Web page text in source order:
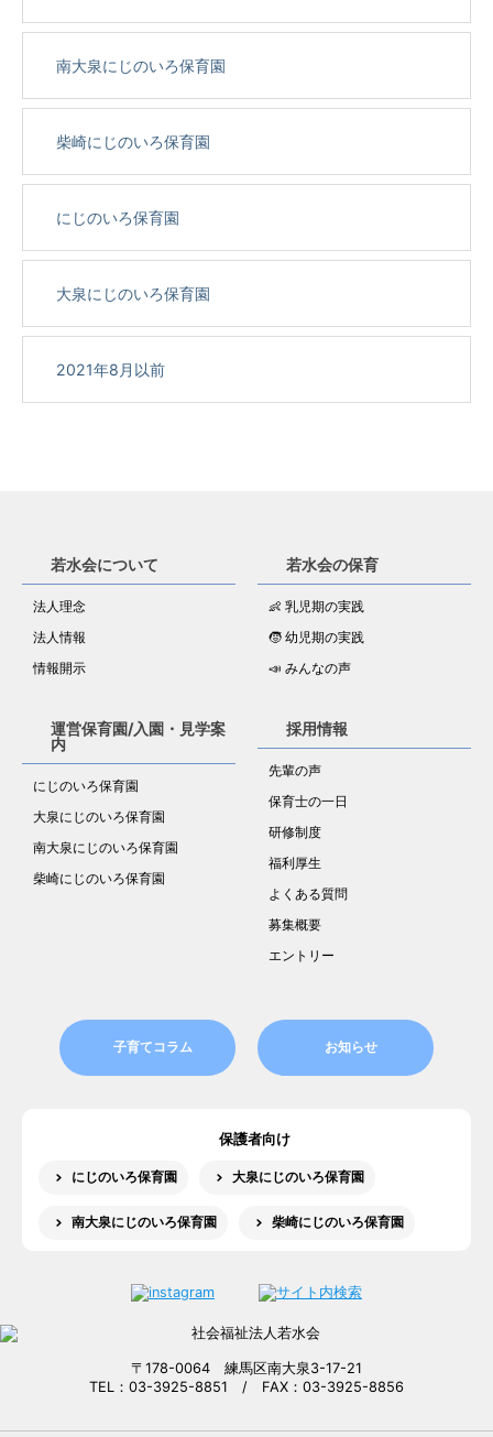
南大泉にじのいろ保育園
柴崎にじのいろ保育園
にじのいろ保育園
大泉にじのいろ保育園
2021年8月以前
若水会について
法人理念
法人情報
情報開示
若水会の保育
👶 乳児期の実践
🧒 幼児期の実践
📣 みんなの声
運営保育園/入園・見学案
内
にじのいろ保育園
大泉にじのいろ保育園
南大泉にじのいろ保育園
柴崎にじのいろ保育園
採用情報
先輩の声
保育士の一日
研修制度
福利厚生
よくある質問
募集概要
エントリー
子育てコラム お知らせ
保護者向け
にじのいろ保育園 大泉にじのいろ保育園
南大泉にじのいろ保育園 柴崎にじのいろ保育園
〒178-0064 練馬区南大泉3-17-21
TEL：03-3925-8851 / FAX：03-3925-8856